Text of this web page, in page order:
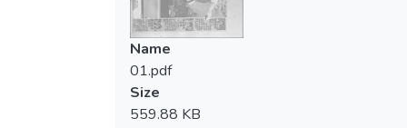
Name
01.pdf
Size
559.88 KB